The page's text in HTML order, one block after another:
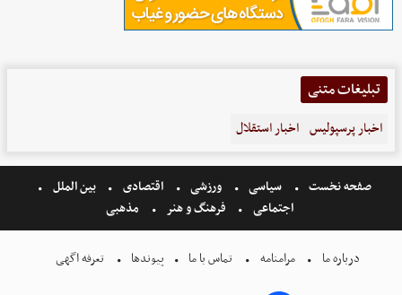
تبلیغات متنی
اخبار پرسپولیس اخبار استقلال
صفحه نخست سیاسی ورزشی اقتصادی
بین الملل
اجتماعی
فرهنگ و هنر مذهبی
درباره ما مرامنامه تماس با ما پیوندها تعرفه اگهی